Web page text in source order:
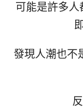
可能是許多
發現人潮也不